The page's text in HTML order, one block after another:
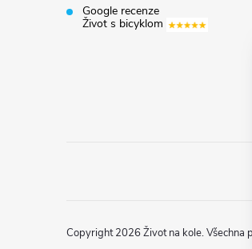
Google recenze
Život s bicyklom
Copyright 2026 Život na kole. Všechna